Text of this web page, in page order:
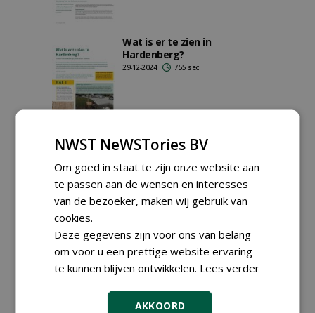
Wat is er te zien in
Hardenberg?
29-12-2024 755 sec
Problematisch tekort aan
oplossen met
luchtinjectors
Groen, groener groenst
01-06-2015 3 sec
NWST NeWSTories BV
Om goed in staat te zijn onze website aan
te passen aan de wensen en interesses
van de bezoeker, maken wij gebruik van
cookies.
Deze gegevens zijn voor ons van belang
om voor u een prettige website ervaring
te kunnen blijven ontwikkelen. Lees verder
AKKOORD